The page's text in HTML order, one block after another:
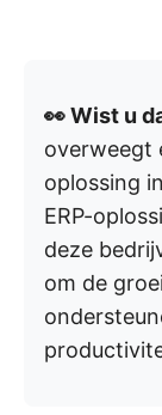
👀 Wist u
overweegt
oplossing
ERP-
deze
om de